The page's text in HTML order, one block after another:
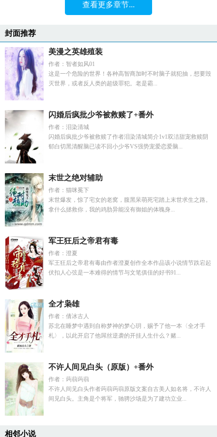
查看更多章节...
封面推荐
美漫之英雄殖装
作者：智者如风01
这是一个危险的世界！各种高智商加时不时脑子就犯抽，想要毁
灭世界，或者反人类的超级罪犯。老是霸...
闪婚后疯批少爷被救赎了+番外
作者：泪染清城
闪婚后疯批少爷被救赎了作者泪染清城简介1v1双洁甜宠救赎阴
郁白切黑清醒脑已读不回小少爷VS强势宠爱恋爱脑...
末世之绝对辅助
作者：猫咪冕下
末世爆发，惊了宅女的老窝，腹黑呆萌死宅踏上末世求生之路。
拿什么拯救你，我的鸡肋异能没有御姐的体魄身...
军王狂后之帝君有毒
作者：澄夏
军王狂后之帝君有毒由作者澄夏创作全本作品该小说情节跌宕起
伏扣人心弦是一本难得的情节与文笔俱佳的好书91...
全才枭雄
作者：倩冰古人
苏北在睡梦中遇到自称梦神的梦心玥，赐予了他一本〈全才手
札〉，以此开启了他屌丝逆袭的开挂人生什么？赌...
不许人间见白头（原版）+番外
作者：蒟蒻蒟蒻
不许人间见白头作者蒟蒻蒟蒻原版文案自古美人如名将，不许人
间见白头。主角是个将军，驰骋沙场是为了建功立业...
相邻小说